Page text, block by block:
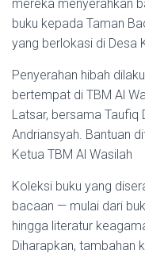
mereka menyerahkan
buku kepada Taman
yang berlokasi di Desa
Penyerahan hibah
bertempat di TBM Al
Latsar, bersama Taufiq
Andriansyah. Bantuan
Ketua TBM Al Wasilah
Koleksi buku yang
bacaan — mulai dari
hingga literatur
Diharapkan, tambahan